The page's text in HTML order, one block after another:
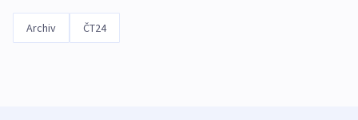
Archiv ČT24